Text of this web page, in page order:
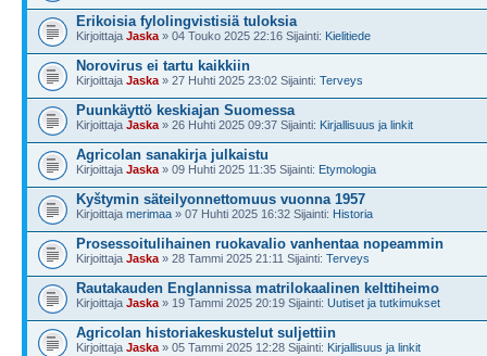
Erikoisia fylolingvistisiä tuloksia
Kirjoittaja Jaska » 04 Touko 2025 22:16 Sijainti: Kielitiede
Norovirus ei tartu kaikkiin
Kirjoittaja Jaska » 27 Huhti 2025 23:02 Sijainti: Terveys
Puunkäyttö keskiajan Suomessa
Kirjoittaja Jaska » 26 Huhti 2025 09:37 Sijainti: Kirjallisuus ja linkit
Agricolan sanakirja julkaistu
Kirjoittaja Jaska » 09 Huhti 2025 11:35 Sijainti: Etymologia
Kyštymin säteilyonnettomuus vuonna 1957
Kirjoittaja merimaa » 07 Huhti 2025 16:32 Sijainti: Historia
Prosessoitulihainen ruokavalio vanhentaa nopeammin
Kirjoittaja Jaska » 28 Tammi 2025 21:11 Sijainti: Terveys
Rautakauden Englannissa matrilokaalinen kelttiheimo
Kirjoittaja Jaska » 19 Tammi 2025 20:19 Sijainti: Uutiset ja tutkimukset
Agricolan historiakeskustelut suljettiin
Kirjoittaja Jaska » 05 Tammi 2025 12:28 Sijainti: Kirjallisuus ja linkit